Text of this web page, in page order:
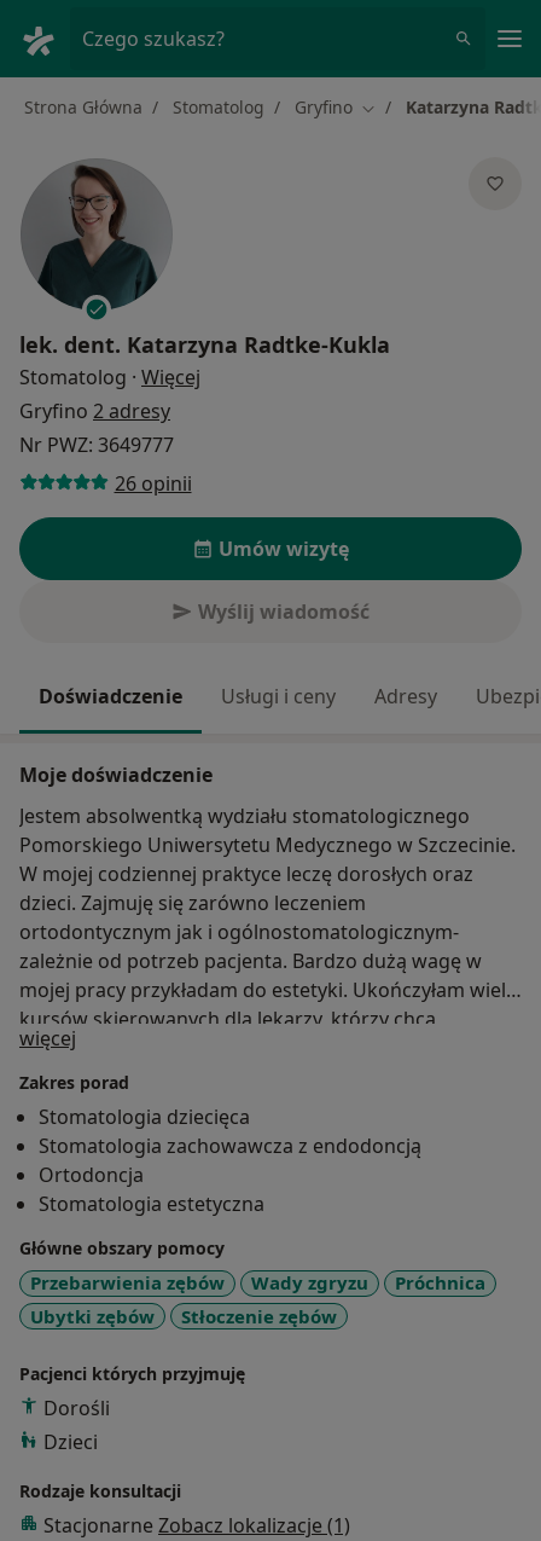
Czego szukasz?
Strona Główna Stomatolog Gryfino Zmień miasto
Katarzyna
lek. dent. Katarzyna Radtke-Kukla
Stomatolog · Więcej
Gryfino 2 adresy
Nr PWZ: 3649777
26 opinii
Umów wizytę
Wyślij wiadomość
Doświadczenie Usługi i ceny Adresy
Moje doświadczenie
Jestem absolwentką wydziału stomatologicznego
Pomorskiego Uniwersytetu Medycznego w Szczecinie.
W mojej codziennej praktyce leczę dorosłych oraz
dzieci. Zajmuję się zarówno leczeniem
ortodontycznym jak i ogólnostomatologicznym-
zależnie od potrzeb pacjenta. Bardzo dużą wagę w
mojej pracy przykładam do estetyki. Ukończyłam wiele
kursów skierowanych dla lekarzy, którzy chcą
poszerzać swoją wiedzę w dziedzinie ortodoncji,
endodoncji czy protetyce. Bardzo ważny jest dla mnie
stały rozwój, dlatego nadal uczestniczę w wielu
szkoleniach i konferencjach stomatologicznych.
więcej
Zakres porad
Stomatologia dziecięca
Stomatologia zachowawcza z endodoncją
Ortodoncja
Stomatologia estetyczna
Główne obszary pomocy
Przebarwienia zębów Wady zgryzu
Próchnica
Ubytki zębów
Stłoczenie zębów
Pacjenci których przyjmuję
Dorośli
Dzieci
Rodzaje konsultacji
Stacjonarne Zobacz lokalizacje (1)